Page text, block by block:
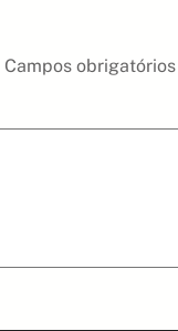
Campos